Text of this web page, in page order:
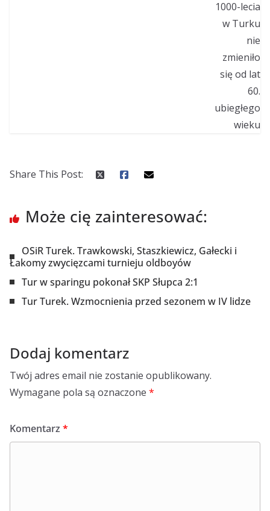
Share This Post:
Może cię zainteresować:
OSiR Turek. Trawkowski, Staszkiewicz, Gałecki i
Łakomy zwycięzcami turnieju oldboyów
Tur w sparingu pokonał SKP Słupca 2:1
Tur Turek. Wzmocnienia przed sezonem w IV lidze
Dodaj komentarz
Twój adres email nie zostanie opublikowany.
Wymagane pola są oznaczone *
Komentarz *